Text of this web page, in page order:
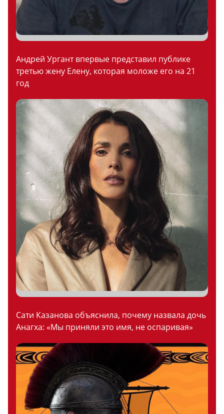
Андрей Ургант впервые представил публике
третью жену Елену, которая моложе его на 21
год
Сати Казанова объяснила, почему назвала дочь
Анагха: «Мы приняли это имя, не оспаривая»